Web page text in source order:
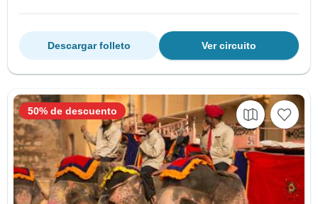
Ver circuito
Descargar folleto
50% de descuento